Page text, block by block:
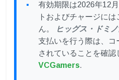
有効期限は2026年12
トおよびチャージに
ん。
ヒッグス・ドミノ
支払いを行う際は、コ
されていることを確認
VCGamers.